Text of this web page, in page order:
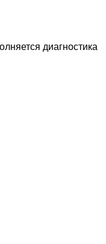
диагностика